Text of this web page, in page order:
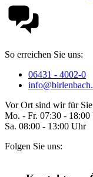
So erreichen Sie uns:
06431 - 4002-0
Vor Ort sind wir für Sie
Mo. - Fr. 07:30 - 18:00
Sa. 08:00 - 13:00 Uhr
Folgen Sie uns: